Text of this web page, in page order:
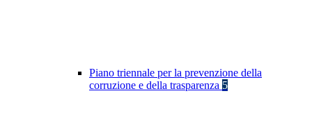
Piano triennale per la prevenzione della
corruzione e della trasparenza 5